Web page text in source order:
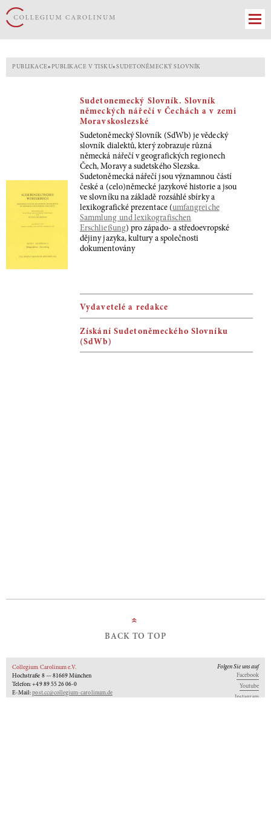
PUBLIKACE» PUBLIKACE V TISKU» SUDETONĚMECKÝ SLOVNÍK
Sudetonemecký Slovník. Slovník
německých nářečí v Čechách a v zemi
Moravskoslezské
Sudetoněmecký Slovník (SdWb) je vědecký
slovník dialektů, který zobrazuje různá
německá nářečí v geografických regionech
Čech, Moravy a sudetského Slezska.
Sudetoněmecká nářečí jsou významnou částí
české a (celo)německé jazykové historie a jsou
ve slovníku na základě rozsáhlé sbírky a
lexikografické prezentace (umfangreiche
Sammlung und lexikografischen
Erschließung) pro západo- a středoevropské
dějiny jazyka, kultury a společnosti
dokumentovány
Vydavetelé a redakce
Získání Sudetoněmeckého Slovníku
(SdWb)
»
BACK TO TOP
Collegium Carolinum e.V.
Hochstraße 8 — 81669 München
Telefon: +49 89 55 26 06-0
E-Mail:post.cc@collegium-carolinum.de
Folgen Sie uns auf
Facebook
Youtube
Instagram